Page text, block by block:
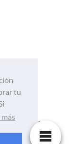
de la
ciencia
tu